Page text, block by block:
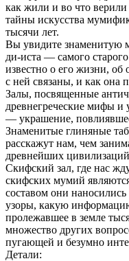
как жили и во что верили
тайны искусства
тысячи лет.
Вы увидите знаменитую
ди-иста — самого
известно о его жизни, об
с ней связаны, и как она
Залы, посвященные
древнегреческие мифы и
— украшение,
Знаменитые глиняные
расскажут нам, чем
древнейших
Скифский зал, где нас
скифских мумий
составом они
узоры, какую
пролежавшее в земле
множество других
пугающей и безумно
Детали: